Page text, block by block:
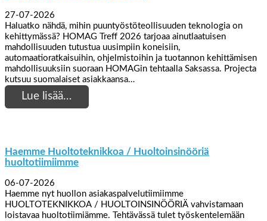
27-07-2026
Haluatko nähdä, mihin puuntyöstöteollisuuden teknologia on
kehittymässä? HOMAG Treff 2026 tarjoaa ainutlaatuisen
mahdollisuuden tutustua uusimpiin koneisiin,
automaatioratkaisuihin, ohjelmistoihin ja tuotannon kehittämisen
mahdollisuuksiin suoraan HOMAGin tehtaalla Saksassa. Projecta
kutsuu suomalaiset asiakkaansa…
Lue lisää…
Haemme Huoltoteknikkoa / Huoltoinsinööriä
huoltotiimiimme
06-07-2026
Haemme nyt huollon asiakaspalvelutiimiimme
HUOLTOTEKNIKKOA / HUOLTOINSINÖÖRIÄ vahvistamaan
loistavaa huoltotiimiämme. Tehtävässä tulet työskentelemään